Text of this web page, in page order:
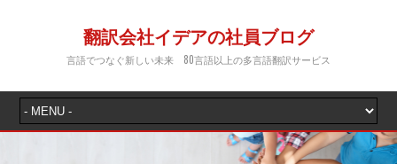
翻訳会社イデアの社員ブログ
言語でつなぐ新しい未来 80言語以上の多言語翻訳サービス